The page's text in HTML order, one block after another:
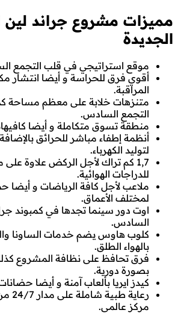
مميزات مشروع جراند لين
الجديدة
موقع استراتيجي في قلب التجمع
أقوي فرق للحراسة و أيضا انتشار
المراقبة.
متنزهات خلابة على معظم مساحة
التجمع السادس.
منطقة تسوق متكاملة و أيضا
أنظمة إطفاء مباشر للحرائق
لتوليد الكهرباء.
1,7 كم تراك لأجل الركض علاوة
للدراجات الهوائية.
ملاعب لأجل كافة الرياضات و أيضا
لمختلف الأعماق.
اوت دور سينما تجدها في كمبوند
السادس.
كلوب هاوس يضم خدمات الساونا
بالهواء الطلق.
فرق تحافظ على نظافة المشروع
بصورة دورية.
كيدز ايريا بألعاب آمنة و أيضا
مركز عالمي.